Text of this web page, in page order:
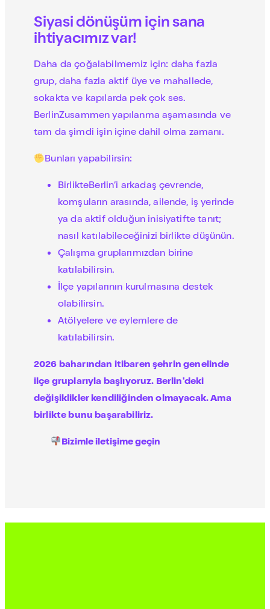
Siyasi dönüşüm için sana
ihtiyacımız var!
Daha da çoğalabilmemiz için: daha fazla
grup, daha fazla aktif üye ve mahallede,
sokakta ve kapılarda pek çok ses.
BerlinZusammen yapılanma aşamasında ve
tam da şimdi işin içine dahil olma zamanı.
Bunları yapabilirsin:
BirlikteBerlin’i arkadaş çevrende,
komşuların arasında, ailende, iş yerinde
ya da aktif olduğun inisiyatifte tanıt;
nasıl katılabileceğinizi birlikte düşünün.
Çalışma gruplarımızdan birine
katılabilirsin.
İlçe yapılarının kurulmasına destek
olabilirsin.
Atölyelere ve eylemlere de
katılabilirsin.
2026 baharından itibaren şehrin genelinde
ilçe gruplarıyla başlıyoruz. Berlin'deki
değişiklikler kendiliğinden olmayacak. Ama
birlikte bunu başarabiliriz.
Bizimle iletişime geçin